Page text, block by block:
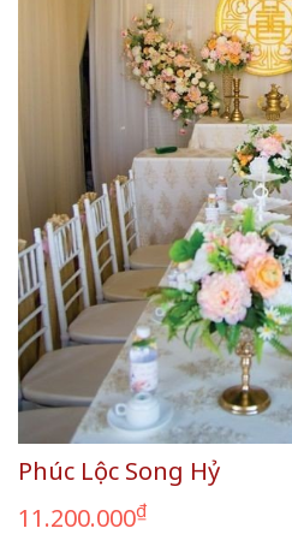
Phúc Lộc Song Hỷ
11.200.000₫